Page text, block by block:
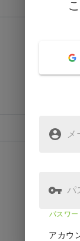
メ
名
パ
パスワー
アカウ